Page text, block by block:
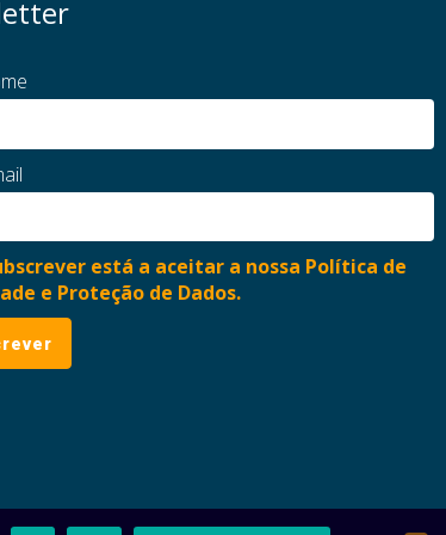
está a aceitar a nossa Política de
e Proteção de Dados.